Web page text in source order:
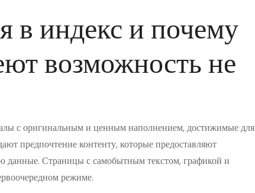
в индекс и почему
возможность не
с оригинальным и ценным наполнением, достижимые для
предпочтение контенту, которые предоставляют
данные. Страницы с самобытным текстом, графикой и
режиме.